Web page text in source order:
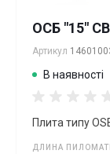
ОСБ "15"
Артикул
В наявності
Плита типу
ДЛИНА